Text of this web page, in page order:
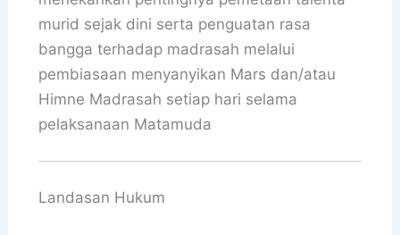
murid sejak dini serta penguatan rasa
bangga terhadap madrasah melalui
pembiasaan menyanyikan Mars dan/atau
Himne Madrasah setiap hari selama
pelaksanaan Matamuda
Landasan Hukum